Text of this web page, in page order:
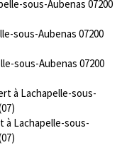
sous-Aubenas 07200
sous-Aubenas 07200
sous-Aubenas 07200
à Lachapelle-sous-
à Lachapelle-sous-